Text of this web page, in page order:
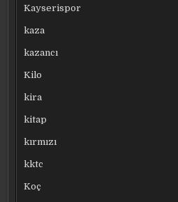
Kayserispor
kaza
kazancı
Kilo
kira
kitap
kırmızı
kktc
Koç